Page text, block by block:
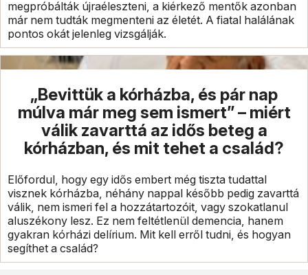
megpróbálták újraéleszteni, a kiérkező mentők azonban
már nem tudták megmenteni az életét. A fiatal halálának
pontos okát jelenleg vizsgálják.
„Bevittük a kórházba, és pár nap
múlva már meg sem ismert” – miért
válik zavarttá az idős beteg a
kórházban, és mit tehet a család?
Előfordul, hogy egy idős embert még tiszta tudattal
visznek kórházba, néhány nappal később pedig zavarttá
válik, nem ismeri fel a hozzátartozóit, vagy szokatlanul
aluszékony lesz. Ez nem feltétlenül demencia, hanem
gyakran kórházi delírium. Mit kell erről tudni, és hogyan
segíthet a család?